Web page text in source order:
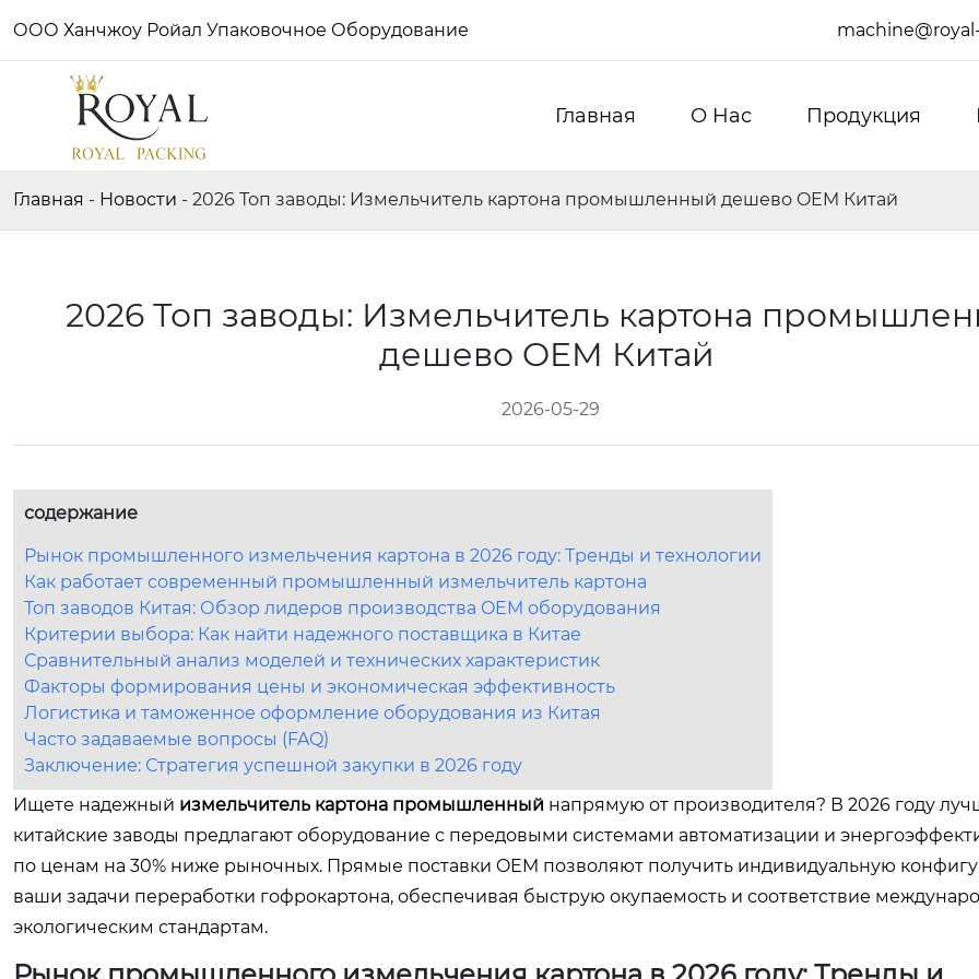
ООО Ханчжоу Ройал Упаковочное Оборудование
Главная О Hас Продукция
Главная - Новости - 2026 Топ заводы: Измельчитель картона промышленный дешево OEM Китай
2026 Топ заводы: Измельчитель картона
дешево OEM Китай
2026-05-29
содержание
Рынок промышленного измельчения картона в 2026 году: Тренды и технологии
Как работает современный промышленный измельчитель картона
Топ заводов Китая: Обзор лидеров производства OEM оборудования
Критерии выбора: Как найти надежного поставщика в Китае
Сравнительный анализ моделей и технических характеристик
Факторы формирования цены и экономическая эффективность
Логистика и таможенное оформление оборудования из Китая
Часто задаваемые вопросы (FAQ)
Заключение: Стратегия успешной закупки в 2026 году
Ищете надежный измельчитель картона промышленный напрямую от производителя? В 2026 году
китайские заводы предлагают оборудование с передовыми системами автоматизации и
по ценам на 30% ниже рыночных. Прямые поставки OEM позволяют получить индивидуальную
ваши задачи переработки гофрокартона, обеспечивая быструю окупаемость и соответствие
экологическим стандартам.